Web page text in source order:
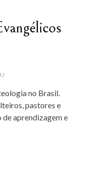
no Brasil.
pastores e
aprendizagem e